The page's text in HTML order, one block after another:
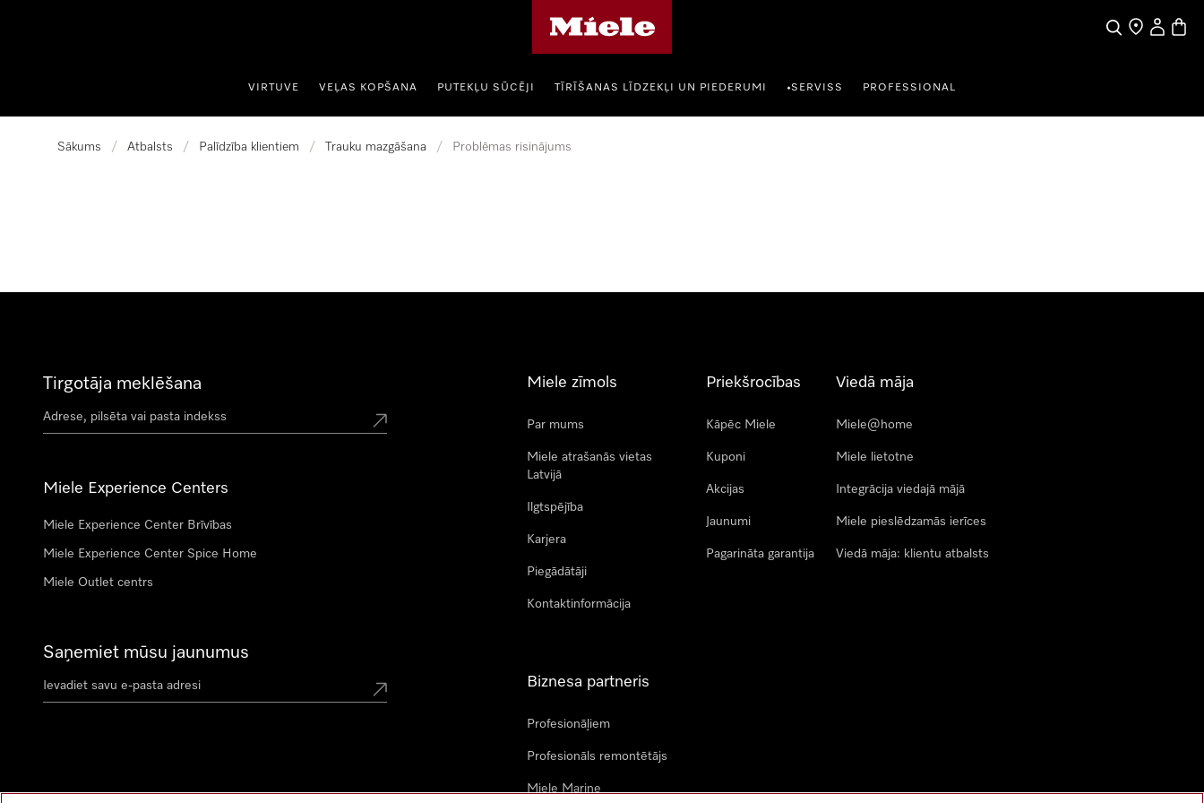
Meklēšana
TirgotājaLietotāja
VIRTUVE VEĻAS KOPŠANA PUTEKĻU SŪCĒJI TĪRĪŠANAS LĪDZEKĻI UN PIEDERUMI •SERVISS PROFESSIONAL
Sākums / Atbalsts / Palīdzība klientiem / Trauku mazgāšana / Problēmas risinājums
Tirgotāja meklēšana
Miele Experience Centers
Miele Experience Center Brīvības
Miele Experience Center Spice Home
Miele Outlet centrs
Saņemiet mūsu jaunumus
Miele zīmols
Par mums
Miele atrašanās vietas
Latvijā
Ilgtspējība
Karjera
Piegādātāji
Kontaktinformācija
Priekšrocības
Kāpēc Miele
Kuponi
Akcijas
Jaunumi
Pagarināta garantija
Viedā māja
Miele@home
Miele lietotne
Integrācija viedajā mājā
Miele pieslēdzamās ierīces
Viedā māja: klientu atbalsts
Biznesa partneris
Profesionāļiem
Profesionāls remontētājs
Miele Marine